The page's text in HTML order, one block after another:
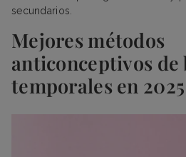
secundarios.
Mejores métodos
anticonceptivos de
temporales en 2025